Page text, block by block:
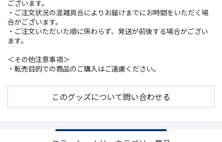
ございます。
・ご注文状況の混雑具合によりお届けまでにお時間をいただく場
合がございます。
・ご注文いただいた順に係わらず、発送が前後する場合がござい
ます。
＜その他注意事項＞
・転売目的での商品のご購入はご遠慮ください。
このグッズについて問い合わせる